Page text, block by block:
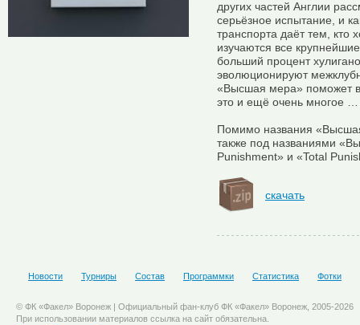
других частей Англии
серьёзное испытание, и
транспорта даёт тем, кто
изучаются все
больший процент
эволюционируют
«Высшая мера» поможет
это и ещё очень многое …
Помимо названия
также под названиями
Punishment» и «Total
скачать
Новости Турниры Состав Программки Статистика Фотки
© ФК «Факел» Воронеж | Официальный фан-клуб ФК «Факел» Воронеж, 2005-2026
При использовании материалов ссылка на сайт обязательна.